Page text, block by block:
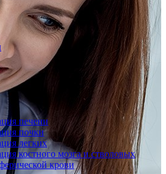
печени
почки
легких
костного мозга и стволовых
крови